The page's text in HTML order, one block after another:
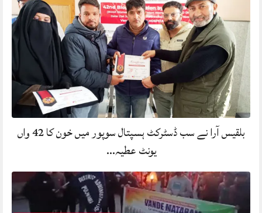
بلقیس آرا نے سب ڈسٹرکٹ ہسپتال سوپور میں خون کا 42 واں
یونٹ عطیہ…